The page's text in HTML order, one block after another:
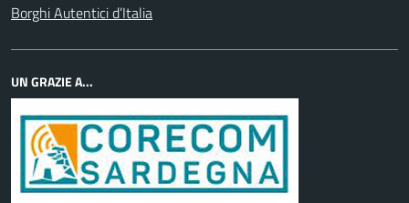
Borghi Autentici d’Italia
UN GRAZIE A...